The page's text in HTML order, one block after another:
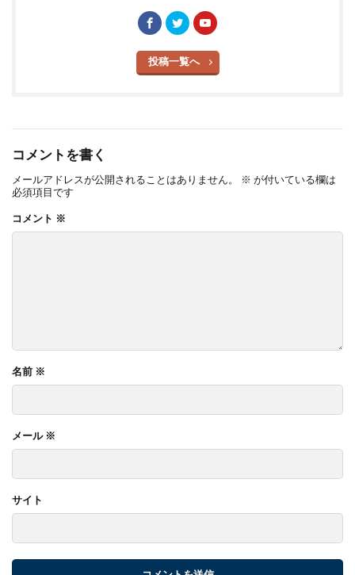
投稿一覧へ
コメントを書く
メールアドレスが公開されることはありません。 ※ が付いている欄は
必須項目です
コメント ※
名前 ※
メール ※
サイト